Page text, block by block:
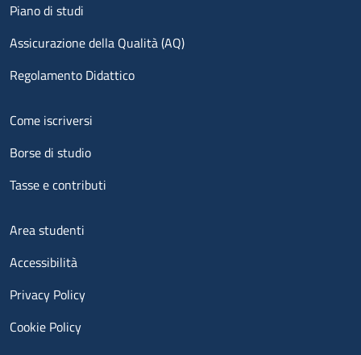
Piano di studi
Assicurazione della Qualità (AQ)
Regolamento Didattico
Menu footer 2
Come iscriversi
Borse di studio
Tasse e contributi
Menu footer 3
Area studenti
Accessibilità
Privacy Policy
Cookie Policy